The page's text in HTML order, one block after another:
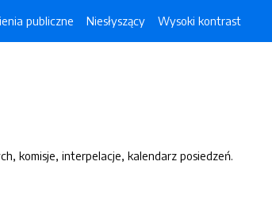
publiczne Niesłyszący Wysoki kontrast
komisje, interpelacje, kalendarz posiedzeń.